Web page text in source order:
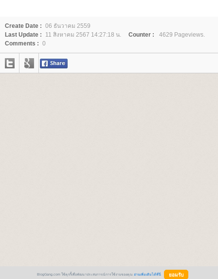
Create Date : 06 ธันวาคม 2559
Last Update :
11 สิงหาคม 2567 14:27:18 น. Counter :
4629 Pageviews.
Comments : 0
BlogGang.com ใช้คุกกี้เพื่อพัฒนาประสบการณ์การใช้งานของคุณ อ่านเพิ่มเติมได้ที่นี่